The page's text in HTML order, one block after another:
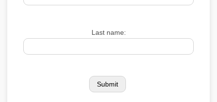
Last name: